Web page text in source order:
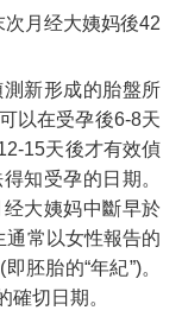
月经大姨妈後42
新形成的胎盤所
以在受孕後6-8天
15天後才有效偵
知受孕的日期。
大姨妈中斷早於
通常以女性報告的
胚胎的“年紀”)。
確切日期。